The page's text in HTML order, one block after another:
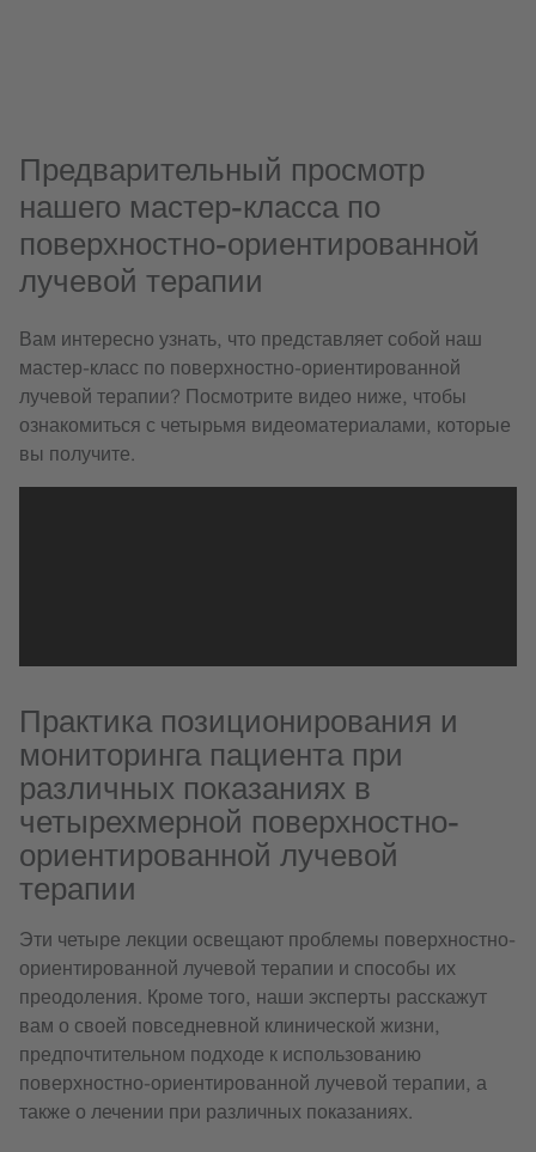
Предварительный просмотр
нашего мастер-класса по
поверхностно-ориентированной
лучевой терапии
Вам интересно узнать, что представляет собой наш
мастер-класс по поверхностно-ориентированной
лучевой терапии? Посмотрите видео ниже, чтобы
ознакомиться с четырьмя видеоматериалами, которые
вы получите.
Практика позиционирования и
мониторинга пациента при
различных показаниях в
четырехмерной поверхностно-
ориентированной лучевой
терапии
Эти четыре лекции освещают проблемы поверхностно-
ориентированной лучевой терапии и способы их
преодоления. Кроме того, наши эксперты расскажут
вам о своей повседневной клинической жизни,
предпочтительном подходе к использованию
поверхностно-ориентированной лучевой терапии, а
также о лечении при различных показаниях.